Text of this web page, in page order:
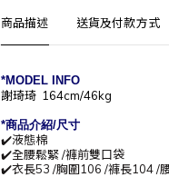
商品描述 送貨及付款方式
*MODEL INFO
謝琦琦 164cm/46kg
*商品介紹/尺寸
✔️液態棉
✔️全腰鬆緊 /褲前雙口袋
✔️衣長53 /胸圍106 /褲長104 /